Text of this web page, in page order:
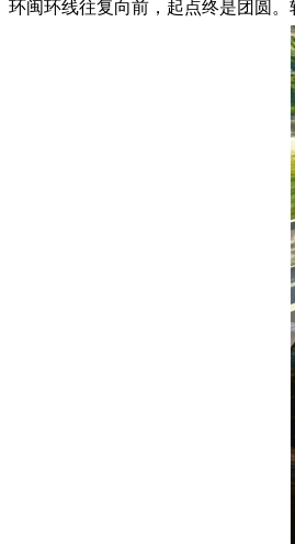
环闽环线往复向前，起点终是团圆